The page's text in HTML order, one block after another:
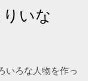
いな
いろな人物を作っ